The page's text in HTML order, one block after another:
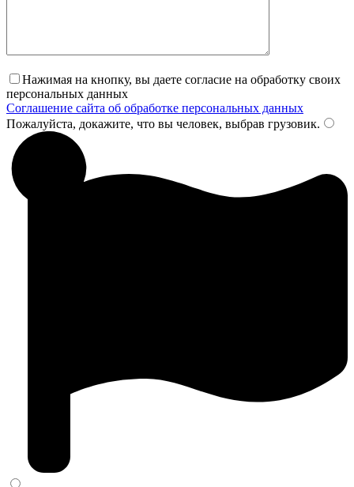
Нажимая на кнопку, вы даете согласие на обработку своих
персональных данных
Соглашение сайта об обработке персональных данных
Пожалуйста, докажите, что вы человек, выбрав грузовик.